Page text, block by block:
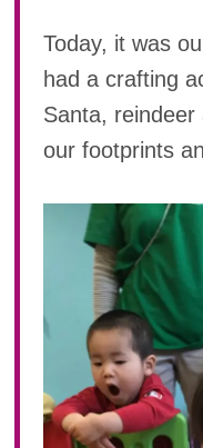
2024年 05月(21)
2024年 04月(21)
2024年 03月(20)
2024年 01月(20)
2023年 12月(20)
2023年 11月(20)
2023年 10月(21)
2023年 09月(20)
2023年 08月(21)
2023年 07月(20)
2023年 06月(22)
Today, it was
had a crafting
Santa,
our footprints